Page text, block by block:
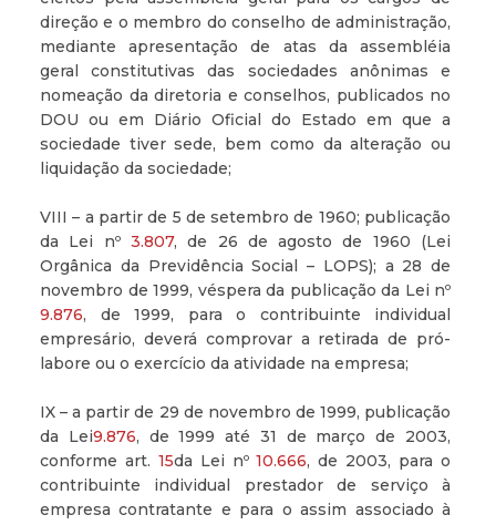
direção e o membro do conselho de administração,
mediante apresentação de atas da assembléia
geral constitutivas das sociedades anônimas e
nomeação da diretoria e conselhos, publicados no
DOU ou em Diário Oficial do Estado em que a
sociedade tiver sede, bem como da alteração ou
liquidação da sociedade;
VIII – a partir de 5 de setembro de 1960; publicação
da Lei nº 3.807, de 26 de agosto de 1960 (Lei
Orgânica da Previdência Social – LOPS); a 28 de
novembro de 1999, véspera da publicação da Lei nº
9.876, de 1999, para o contribuinte individual
empresário, deverá comprovar a retirada de pró-
labore ou o exercício da atividade na empresa;
IX – a partir de 29 de novembro de 1999, publicação
da Lei9.876, de 1999 até 31 de março de 2003,
conforme art. 15da Lei nº10.666, de 2003, para o
contribuinte individual prestador de serviço à
empresa contratante e para o assim associado à